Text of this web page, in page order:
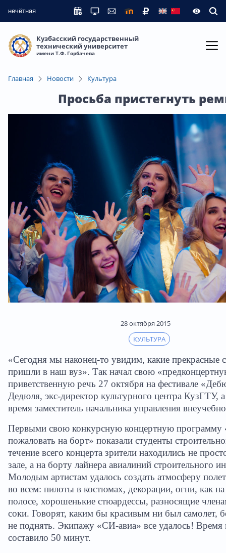
нечётная
Кузбасский государственный
технический университет
имени Т.Ф. Горбачева
Главная Новости Культура
Просьба пристегнуть
28 октября 2015
КУЛЬТУРА
«Сегодня мы наконец-то увидим, какие прекрасные
пришли в наш вуз». Так начал свою
приветственную речь 27 октября на фестивале
Дедюля, экс-директор культурного центра КузГТУ,
время заместитель начальника управления
Первыми свою конкурсную концертную программу
пожаловать на борт» показали студенты
течение всего концерта зрители находились не
зале, а на борту лайнера авиалиний строительного
Молодым артистам удалось создать атмосферу
во всем: пилоты в костюмах, декорации, огни, как
полосе, хорошенькие стюардессы, разносящие
соки. Говорят, каким бы красивым ни был самолет,
не поднять. Экипажу «СИ-авиа» все удалось! Время
составило 50 минут.